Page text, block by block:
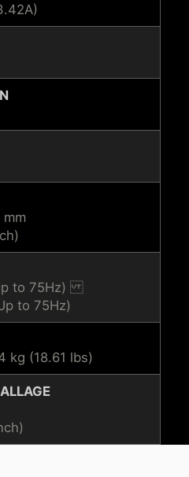
to 75Hz)
to 75Hz)
kg (18.61 lbs)